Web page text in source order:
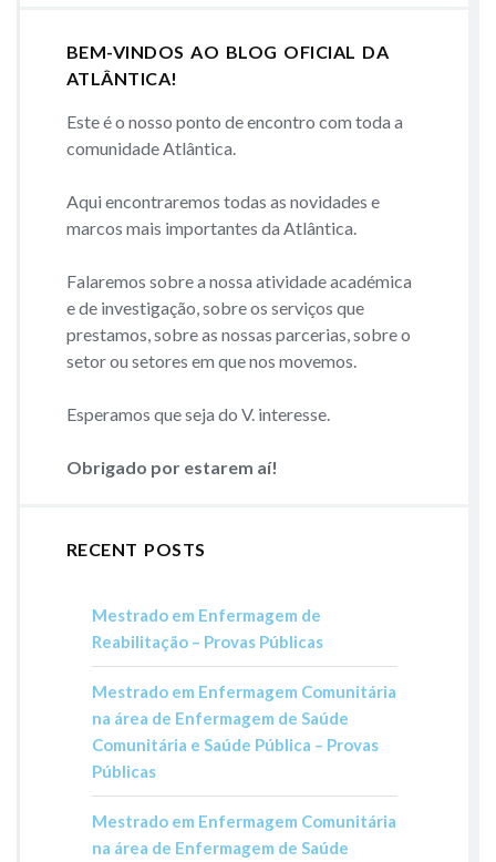
BEM-VINDOS AO BLOG OFICIAL DA
ATLÂNTICA!
Este é o nosso ponto de encontro com toda a
comunidade Atlântica.
Aqui encontraremos todas as novidades e
marcos mais importantes da Atlântica.
Falaremos sobre a nossa atividade académica
e de investigação, sobre os serviços que
prestamos, sobre as nossas parcerias, sobre o
setor ou setores em que nos movemos.
Esperamos que seja do V. interesse.
Obrigado por estarem aí!
RECENT POSTS
Mestrado em Enfermagem de
Reabilitação – Provas Públicas
Mestrado em Enfermagem Comunitária
na área de Enfermagem de Saúde
Comunitária e Saúde Pública – Provas
Públicas
Mestrado em Enfermagem Comunitária
na área de Enfermagem de Saúde